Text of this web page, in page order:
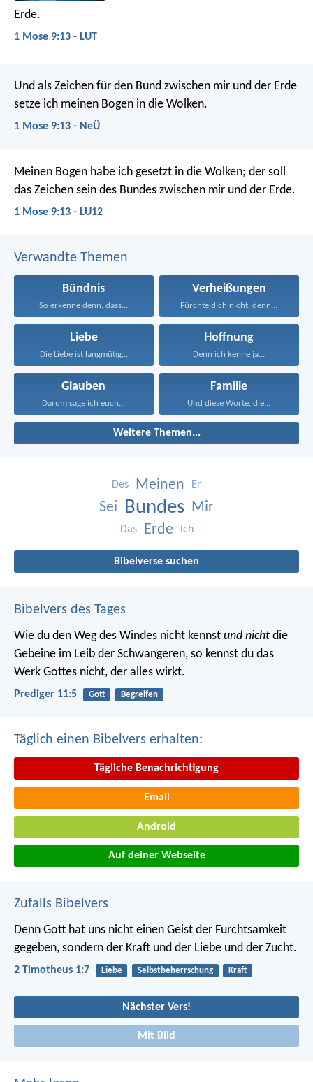
Erde.
1 Mose 9:13 - LUT
Und als Zeichen für den Bund zwischen mir und der Erde
setze ich meinen Bogen in die Wolken.
1 Mose 9:13 - NeÜ
Meinen Bogen habe ich gesetzt in die Wolken; der soll
das Zeichen sein des Bundes zwischen mir und der Erde.
1 Mose 9:13 - LU12
Verwandte Themen
Bündnis
So erkenne denn, dass...
Verheißungen
Fürchte dich nicht, denn...
Liebe
Die Liebe ist langmütig...
Hoffnung
Denn ich kenne ja...
Glauben
Darum sage ich euch...
Familie
Und diese Worte, die...
Weitere Themen...
Des Meinen Er
Sei Bundes Mir
Das Erde Ich
Bibelverse suchen
Bibelvers des Tages
Wie du den Weg des Windes nicht kennst und nicht die
Gebeine im Leib der Schwangeren, so kennst du das
Werk Gottes nicht, der alles wirkt.
Prediger 11:5 Gott Begreifen
Täglich einen Bibelvers erhalten:
Tägliche Benachrichtigung
Email
Android
Auf deiner Webseite
Zufalls Bibelvers
Denn Gott hat uns nicht einen Geist der Furchtsamkeit
gegeben, sondern der Kraft und der Liebe und der Zucht.
2 Timotheus 1:7 Liebe Selbstbeherrschung Kraft
Nächster Vers!
Mit Bild